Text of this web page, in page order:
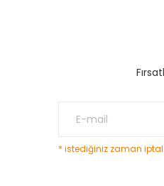
* istediğiniz zaman